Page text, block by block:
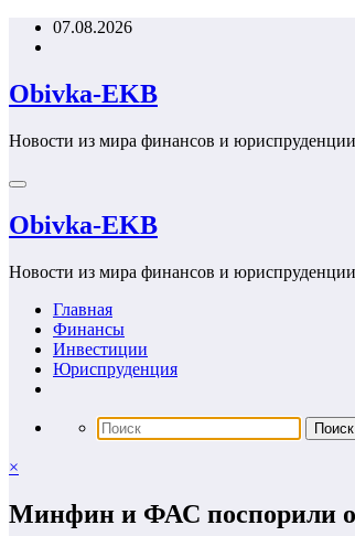
Перейти07.08.2026
Obivka-EKB
Новости из мира финансов и
Obivka-EKB
Новости из мира финансов и
Главная
Финансы
Инвестиции
Юриспруденция
×
Минфин и ФАС поспорили